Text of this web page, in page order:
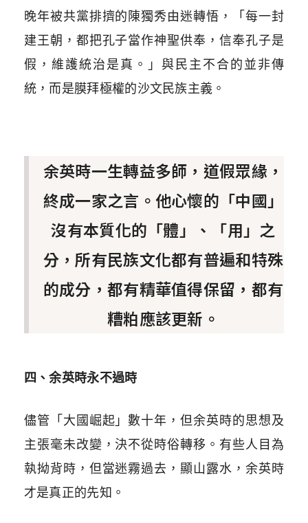
晚年被共黨排擠的陳獨秀由迷轉悟，「每一封
建王朝，都把孔子當作神聖供奉，信奉孔子是
假，維護統治是真。」與民主不合的並非傳
統，而是膜拜極權的沙文民族主義。
余英時一生轉益多師，道假眾緣，
終成一家之言。他心懷的「中國」
沒有本質化的「體」、「用」之
分，所有民族文化都有普遍和特殊
的成分，都有精華值得保留，都有
糟粕應該更新。
四、余英時永不過時
儘管「大國崛起」數十年，但余英時的思想及
主張毫未改變，決不從時俗轉移。有些人目為
執拗背時，但當迷霧過去，顯山露水，余英時
才是真正的先知。